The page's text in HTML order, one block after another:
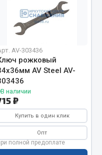
AV-303436
рожковый
AV Steel AV-
В наличии
₽
Купить в один клик
Опт
полной предоплате